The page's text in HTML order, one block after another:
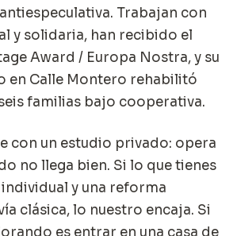
Trabajan con
y solidaria, han recibido el
Award / Europa Nostra, y su
en Calle Montero rehabilitó
familias bajo cooperativa.
con un estudio privado: opera
no llega bien. Si lo que tienes
y una reforma
clásica, lo nuestro encaja. Si
es entrar en una casa de